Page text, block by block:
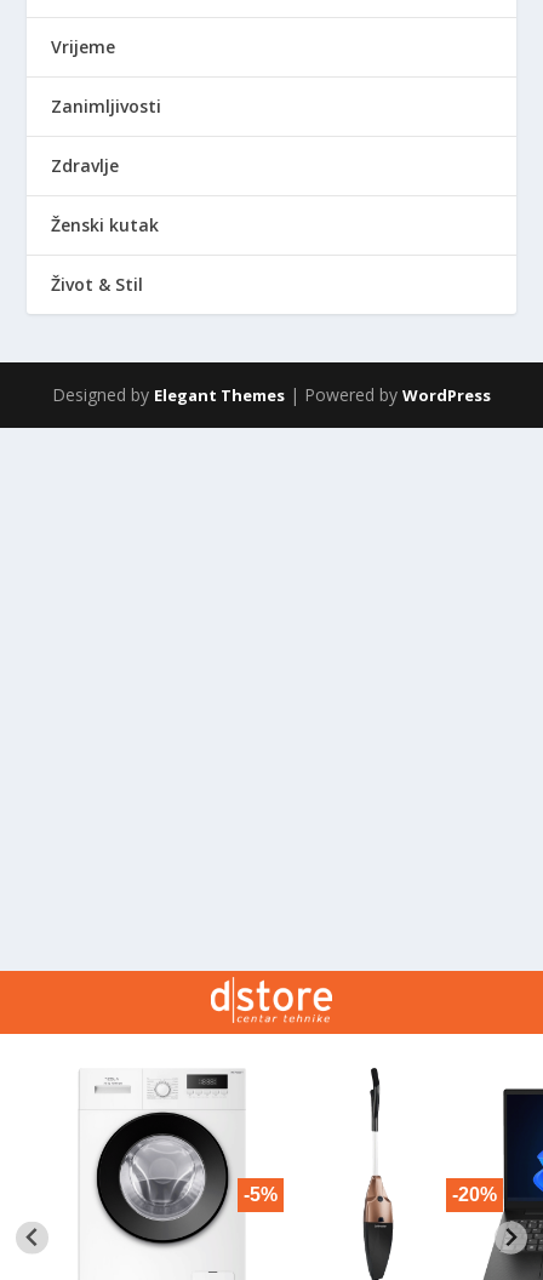
Vrijeme
Zanimljivosti
Zdravlje
Ženski kutak
Život & Stil
Designed by Elegant Themes | Powered by WordPress